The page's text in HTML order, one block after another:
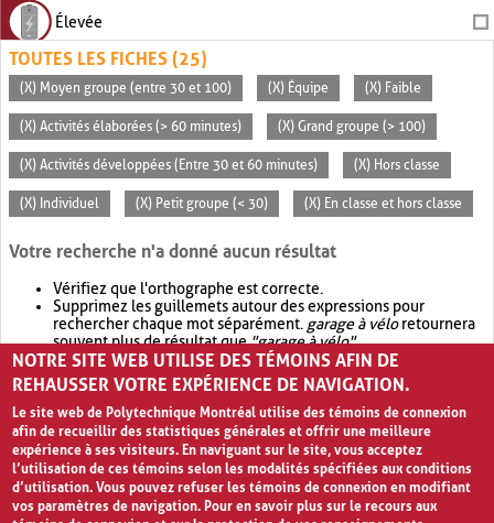
Élevée
TOUTES LES FICHES (25)
(X) Moyen groupe (entre 30 et 100) (X) Équipe (X) Faible
(X) Activités élaborées (> 60 minutes) (X) Grand groupe (> 100)
(X) Activités développées (Entre 30 et 60 minutes) (X) Hors classe
(X) Individuel (X) Petit groupe (< 30) (X) En classe et hors classe
Votre recherche n'a donné aucun résultat
Vérifiez que l'orthographe est correcte.
Supprimez les guillemets autour des expressions pour
rechercher chaque mot séparément. garage à véloretournera
souvent plus de résultat que"garage à vélo".
Envisagez d'élargir votre recherche avec OR.garage OR vélo
retournera souvent plus de résultat quegarage à vélo
NOTRE SITE WEB UTILISE DES TÉMOINS AFIN DE
REHAUSSER VOTRE EXPÉRIENCE DE NAVIGATION.
Le site web de Polytechnique Montréal utilise des témoins de connexion
afin de recueillir des statistiques générales et offrir une meilleure
expérience à ses visiteurs. En naviguant sur le site, vous acceptez
l’utilisation de ces témoins selon les modalités spécifiées aux conditions
d’utilisation. Vous pouvez refuser les témoins de connexion en modifiant
vos paramètres de navigation. Pour en savoir plus sur le recours aux